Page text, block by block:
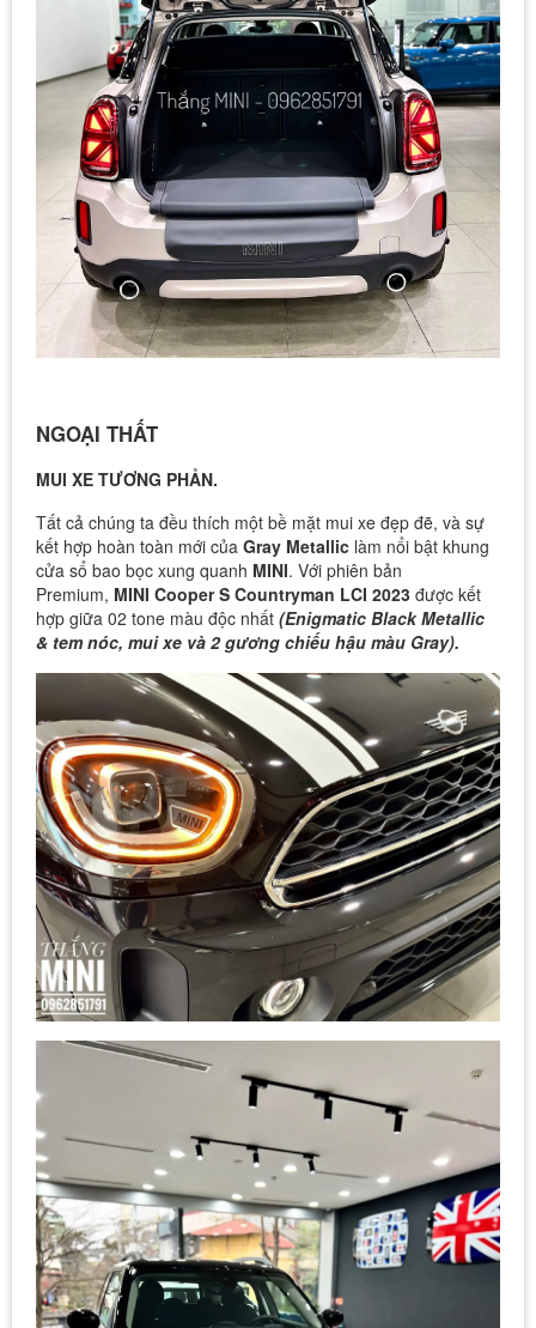
NGOẠI THẤT
MUI XE TƯƠNG PHẢN.
Tất cả chúng ta đều thích một bề mặt mui xe đẹp đẽ, và sự
kết hợp hoàn toàn mới của Gray Metallic làm nổi bật khung
cửa sổ bao bọc xung quanh MINI. Với phiên bản
Premium, MINI Cooper S Countryman LCI 2023 được kết
hợp giữa 02 tone màu độc nhất (Enigmatic Black Metallic
& tem nóc, mui xe và 2 gương chiếu hậu màu Gray).